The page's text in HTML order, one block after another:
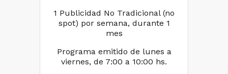
1 Publicidad No Tradicional (no
spot) por semana, durante 1
mes
Programa emitido de lunes a
viernes, de 7:00 a 10:00 hs.